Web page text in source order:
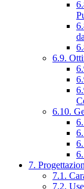
6.9.
6.10.
7.
7.1.
7.2.